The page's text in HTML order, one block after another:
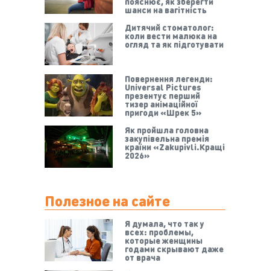
шанси на вагітність
Дитячий стоматолог:
коли вести малюка на
огляд та як підготувати
Повернення легенди:
Universal Pictures
презентує перший
тизер анімаційної
пригоди «Шрек 5»
Як пройшла головна
закупівельна премія
країни «Zakupivli.Кращі
2026»
Полезное на сайте
Я думала, что так у
всех: проблемы,
которые женщины
годами скрывают даже
от врача